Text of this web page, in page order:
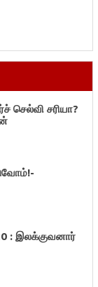
செல்வி சரியா?
: இலக்குவனார்